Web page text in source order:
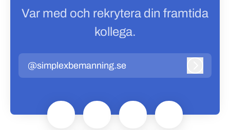
Var med och rekrytera din framtida
kollega.
@simplexbemanning.se